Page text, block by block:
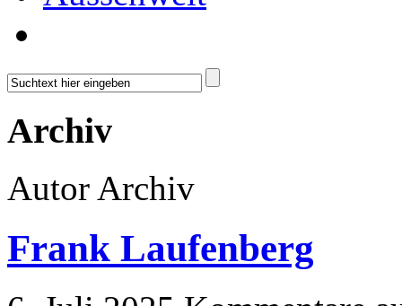
Archiv
Autor Archiv
Frank Laufenberg